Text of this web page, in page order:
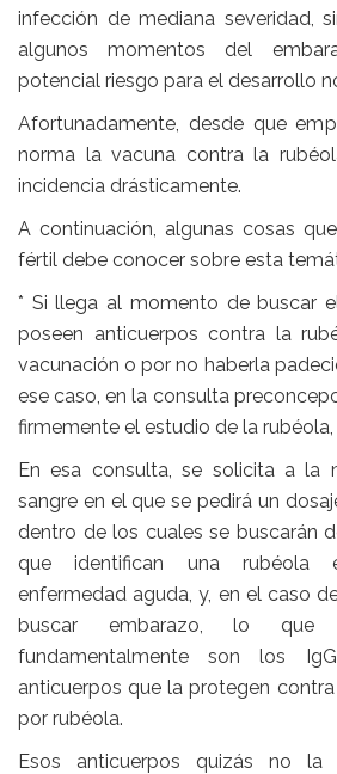
infección de mediana severidad,
algunos momentos del
potencial riesgo para el desarrollo
Afortunadamente, desde que
norma la vacuna contra la
incidencia drásticamente.
A continuación, algunas cosas
fértil debe conocer sobre esta
* Si llega al momento de buscar
poseen anticuerpos contra la
vacunación o por no haberla
ese caso, en la consulta
firmemente el estudio de la rubéola,
En esa consulta, se solicita a la
sangre en el que se pedirá un
dentro de los cuales se buscarán
que identifican una rubéola
enfermedad aguda, y, en el caso
buscar embarazo, lo
fundamentalmente son los
anticuerpos que la protegen
por rubéola.
Esos anticuerpos quizás no la